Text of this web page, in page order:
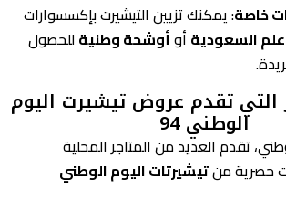
خاصة: يمكنك تزيين التيشيرت بإكسسوارات
السعودية أوأوشحة وطنية للحصول
التي تقدم عروض تيشيرت اليوم
الوطني 94
تقدم العديد من المتاجر المحلية
حصرية منتيشيرتات اليوم الوطني